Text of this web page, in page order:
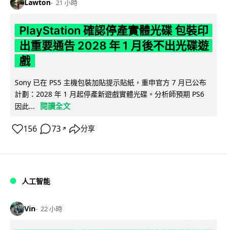
Lawton 21 小時
PlayStation 確認停產實體光碟 包裝印
出重要通告 2028 年 1 月後不出光碟遊
戲
Sony 已在 PS5 主機包裝加貼提示貼紙，重申官方 7 月已公布
計劃：2028 年 1 月起停產新遊戲實體光碟。分析師預期 PS6
因此...
閱讀全文
156 73 ↗ 分享
人工智能
Vin 22 小時